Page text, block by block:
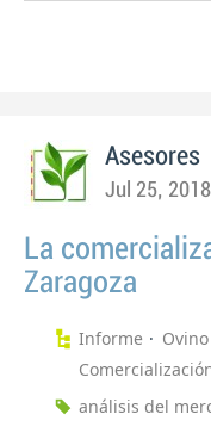
Asesores
Jul 25,
La
Zaragoza
Informe
análisis del